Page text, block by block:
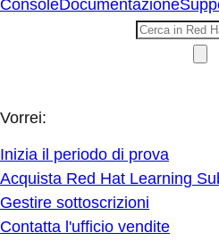
ConsoleDocumentazione
Vorrei:
Inizia il periodo di prova
Acquista Red Hat Learning
Gestire sottoscrizioni
Contatta l'ufficio vendite